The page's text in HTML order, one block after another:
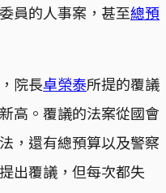
員的人事案，甚至總預
院長卓榮泰所提的覆議
高。覆議的法案從國會
，還有總預算以及警察
出覆議，但每次都失